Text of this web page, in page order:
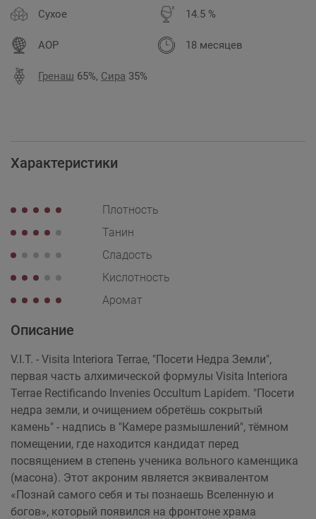
Сухое 14.5 %
AOP 18 месяцев
Гренаш 65%, Сира 35%
Характеристики
Плотность
Танин
Сладость
Кислотность
Аромат
Описание
V.I.T. - Visita Interiora Terrae, "Посети Недра Земли",
первая часть алхимической формулы Visita Interiora
Terraе Rectificando Invenies Occultum Lapidem. "Посети
недра земли, и очищением обретёшь сокрытый
камень" - надпись в "Камере размышлений", тёмном
помещении, где находится кандидат перед
посвящением в степень ученика вольного каменщика
(масона). Этот акроним является эквивалентом
«Познай самого себя и ты познаешь Вселенную и
богов», который появился на фронтоне храма